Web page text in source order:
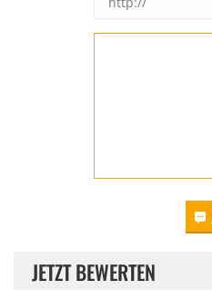
JETZT BEWERTEN